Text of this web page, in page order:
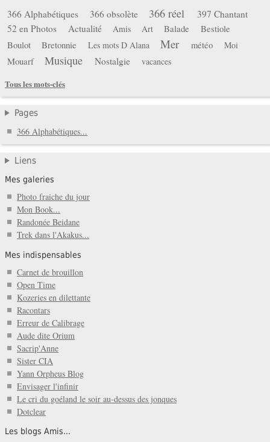
366 Alphabétiques 366 obsolète 366 réel
397 Chantant
52 en Photos
Actualité Amis Art Balade
Bestiole
Boulot
Bretonnie Les mots D Alana Mer météo Moi
Mouarf Musique Nostalgie
vacances
Tous les mots-clés
Pages
366 Alphabétiques...
Liens
Mes galeries
Photo fraiche du jour
Mon Book...
Randonée Beidane
Trek dans l'Akakus...
Mes indispensables
Carnet de brouillon
Open Time
Kozeries en dilettante
Racontars
Erreur de Calibrage
Aude dite Orium
Sacrip'Anne
Sister CIA
Yann Orpheus Blog
Envisager l'infinir
Le cri du goéland le soir au-dessus des jonques
Dotclear
Les blogs Amis...